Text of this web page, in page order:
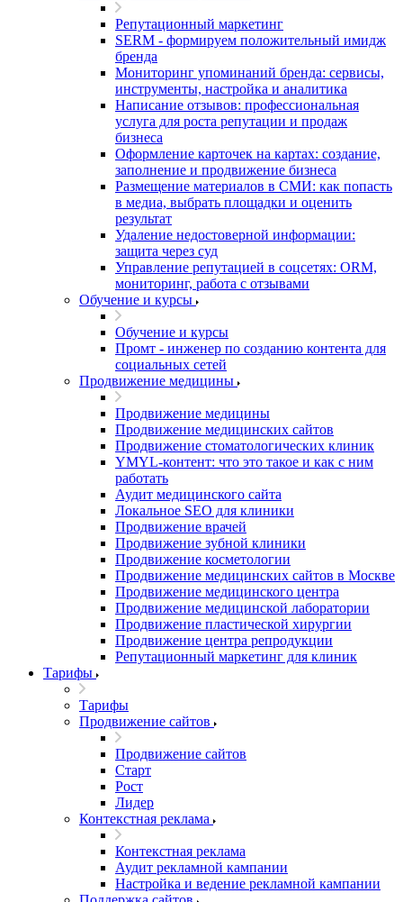
Репутационный маркетинг
SERM - формируем положительный имидж
бренда
Мониторинг упоминаний бренда: сервисы,
инструменты, настройка и аналитика
Написание отзывов: профессиональная
услуга для роста репутации и продаж
бизнеса
Оформление карточек на картах: создание,
заполнение и продвижение бизнеса
Размещение материалов в СМИ: как попасть
в медиа, выбрать площадки и оценить
результат
Удаление недостоверной информации:
защита через суд
Управление репутацией в соцсетях: ORM,
мониторинг, работа с отзывами
Обучение и курсы
Обучение и курсы
Промт - инженер по созданию контента для
социальных сетей
Продвижение медицины
Продвижение медицины
Продвижение медицинских сайтов
Продвижение стоматологических клиник
YMYL-контент: что это такое и как с ним
работать
Аудит медицинского сайта
Локальное SEO для клиники
Продвижение врачей
Продвижение зубной клиники
Продвижение косметологии
Продвижение медицинских сайтов в Москве
Продвижение медицинского центра
Продвижение медицинской лаборатории
Продвижение пластической хирургии
Продвижение центра репродукции
Репутационный маркетинг для клиник
Тарифы
Тарифы
Продвижение сайтов
Продвижение сайтов
Старт
Рост
Лидер
Контекстная реклама
Контекстная реклама
Аудит рекламной кампании
Настройка и ведение рекламной кампании